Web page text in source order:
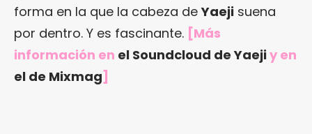
forma en la que la cabeza deYaeji suena
por dentro. Y es fascinante. [Más
información en el Soundcloud de Yaejiy en
el de Mixmag]